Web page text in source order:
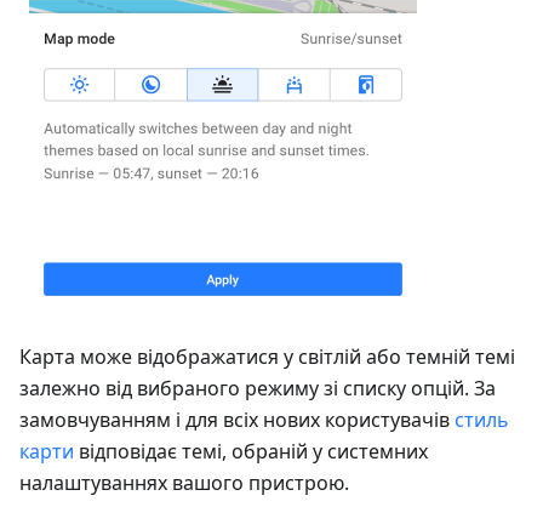
Карта може відображатися у світлій або темній темі
залежно від вибраного режиму зі списку опцій. За
замовчуванням і для всіх нових користувачів стиль
карти відповідає темі, обраній у системних
налаштуваннях вашого пристрою.